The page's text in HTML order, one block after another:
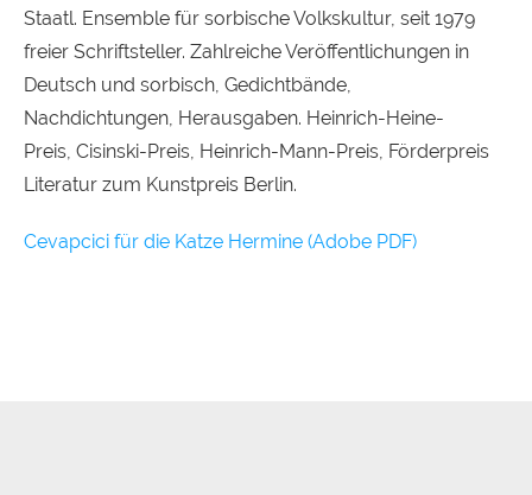
Staatl. Ensemble für sorbische Volkskultur, seit 1979
freier Schriftsteller. Zahlreiche Veröffentlichungen in
Deutsch und sorbisch, Gedichtbände,
Nachdichtungen, Herausgaben. Heinrich-Heine-
Preis, Cisinski-Preis, Heinrich-Mann-Preis, Förderpreis
Literatur zum Kunstpreis Berlin.
Cevapcici für die Katze Hermine (Adobe PDF)